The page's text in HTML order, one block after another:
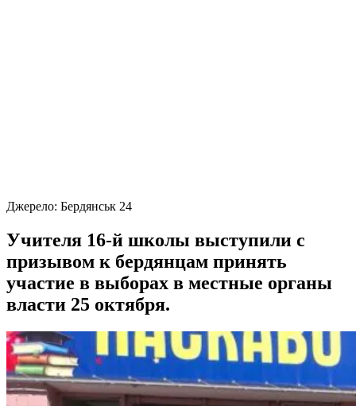
Джерело: Бердянськ 24
Учителя 16-й школы выступили с
призывом к бердянцам принять
участие в выборах в местные органы
власти 25 октября.